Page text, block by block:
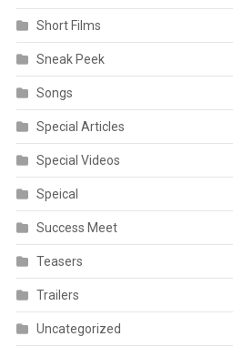
Short Films
Sneak Peek
Songs
Special Articles
Special Videos
Speical
Success Meet
Teasers
Trailers
Uncategorized